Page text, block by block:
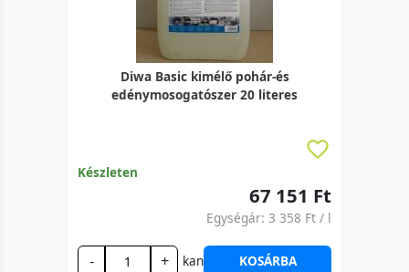
Diwa Basic kimélő pohár-és
edénymosogatószer 20 literes
Készleten
67 151 Ft
Egységár: 3 358 Ft / l
- + kan KOSÁRBA